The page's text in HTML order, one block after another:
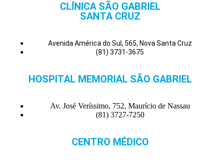
CLÍNICA SÃO GABRIEL
SANTA CRUZ
Avenida América do Sul, 565, Nova Santa Cruz
(81) 3731-3675
HOSPITAL MEMORIAL SÃO GABRIEL
Av. José Veríssimo, 752, Maurício de Nassau
(81) 3727-7250
CENTRO MÉDICO